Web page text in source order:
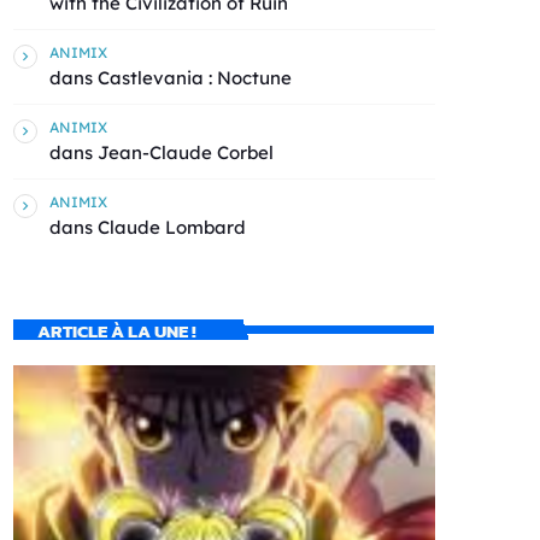
ANIMIX
dans Castlevania : Noctune
ANIMIX
dans Jean-Claude Corbel
ANIMIX
dans Claude Lombard
ARTICLE À LA UNE !